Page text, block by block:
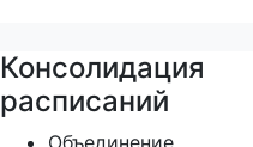
Консолидация
расписаний